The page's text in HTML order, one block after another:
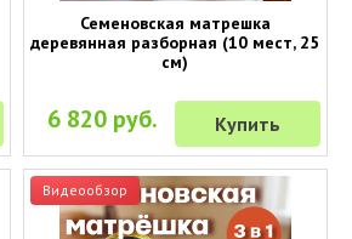
Семеновская матрешка
деревянная разборная (10 мест, 25
см)
6 820 руб. Купить
Видеообзор